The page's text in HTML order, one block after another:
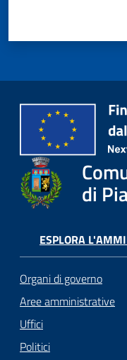
O
n
Tutti
gli
argomenti...
Seguici
su
di
ESPLORA
Organi di governo
Aree amministrative
Uffici
Politici